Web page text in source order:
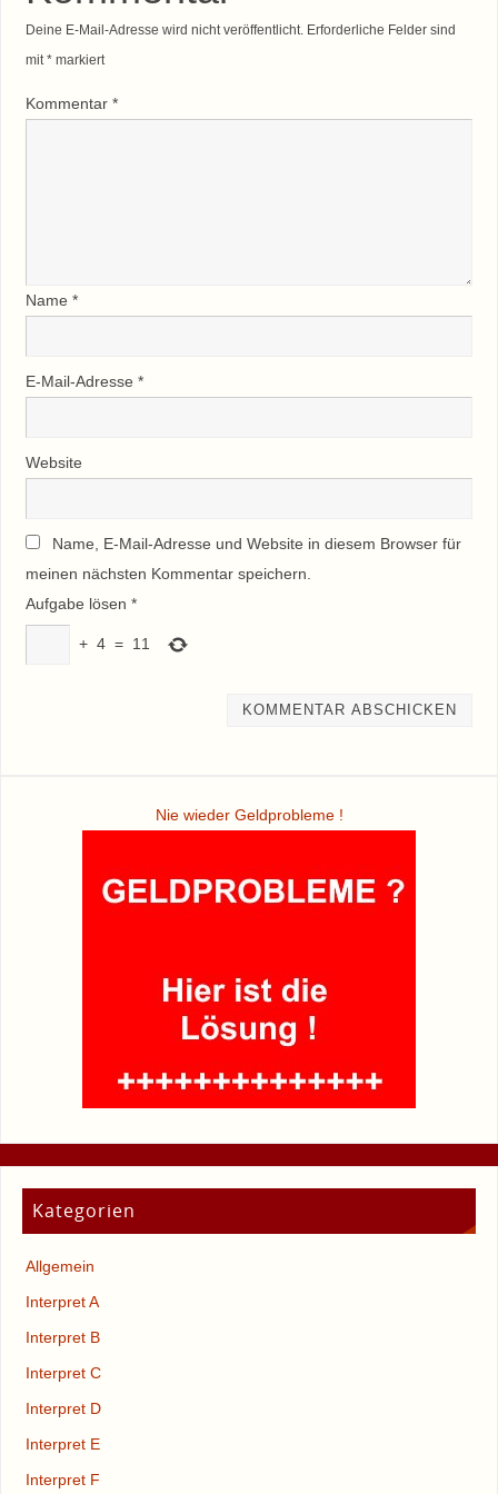
Deine E-Mail-Adresse wird nicht veröffentlicht. Erforderliche Felder sind
mit*markiert
Kommentar *
Name *
E-Mail-Adresse *
Website
Name, E-Mail-Adresse und Website in diesem Browser für
meinen nächsten Kommentar speichern.
Aufgabe lösen *
+ 4 = 11
Nie wieder Geldprobleme !
Kategorien
Allgemein
Interpret A
Interpret B
Interpret C
Interpret D
Interpret E
Interpret F